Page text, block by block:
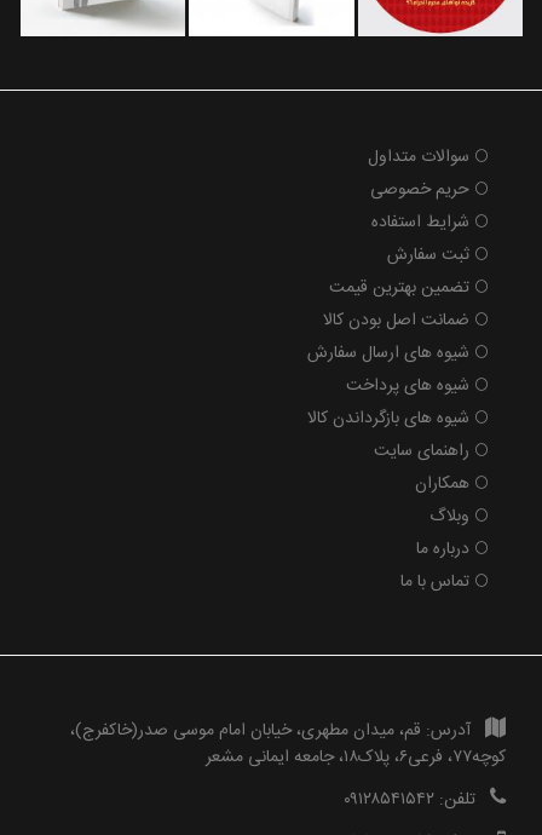
سوالات متداول
حریم خصوصی
شرایط استفاده
ثبت سفارش
تضمین بهترین قیمت
ضمانت اصل بودن کالا
شیوه های ارسال سفارش
شیوه های پرداخت
شیوه های بازگرداندن کالا
راهنمای سایت
همکاران
وبلاگ
درباره ما
تماس با ما
آدرس: قم، میدان مطهری، خیابان امام موسی صدر(خاکفرج)،
کوچه۷۷، فرعی۶، پلاک۱۸، جامعه ایمانی مشعر
تلفن: ۰۹۱۲۸۵۴۱۵۴۲